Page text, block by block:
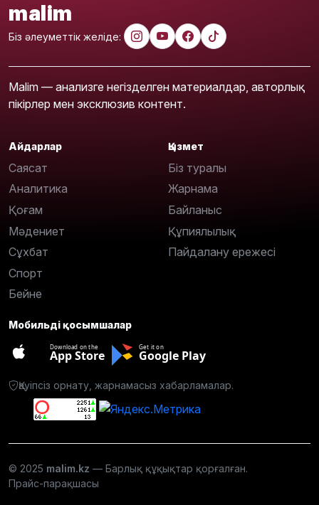
malim
Біз әлеуметтік желіде:
Malim — анализге негізделген материалдар, авторлық
пікірлер мен эксклюзив контент.
Айдарлар
Саясат
Аналитика
Қоғам
Мәдениет
Сұхбат
Спорт
Бейне
Қызмет
Біз туралы
Жарнама
Байланыс
Құпиялылық
Пайдалану ережесі
Мобильді қосымшалар
Download on the
App Store
Get it on
Google Play
Қауіпсіз орнату, жарнамасыз хабарламалар.
© 2025 malim.kz — Барлық құқықтар қорғалған.
Прайс-парақшасы